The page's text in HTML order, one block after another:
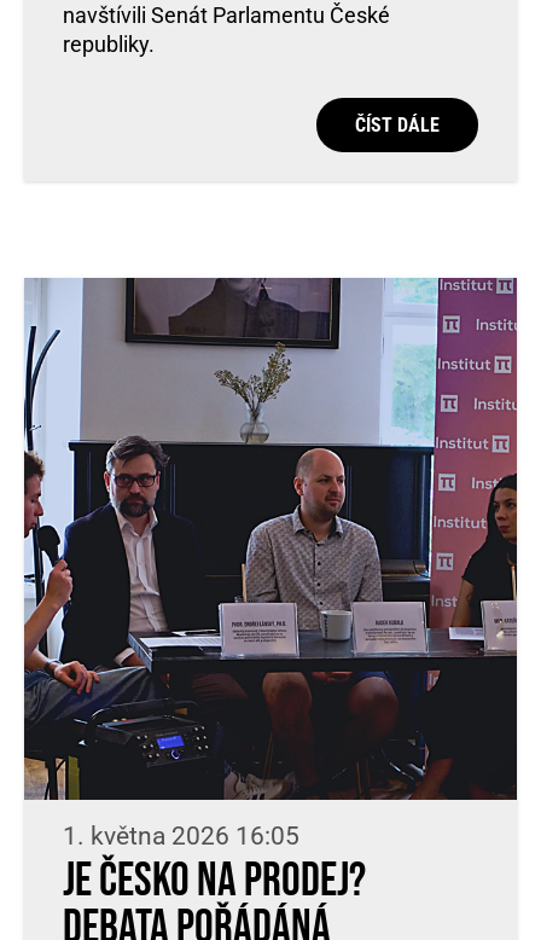
navštívili Senát Parlamentu České
republiky.
ČÍST DÁLE
1. května 2026 16:05
Je Česko na prodej?